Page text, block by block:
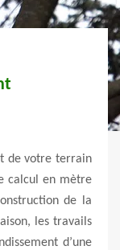
de votre terrain
calcul en mètre
de la
les travails
d’une